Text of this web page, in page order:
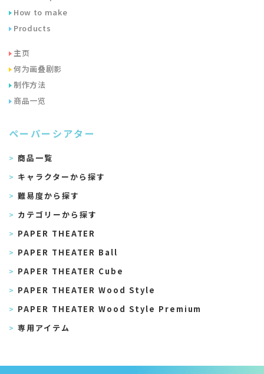
How to make
Products
主页
何为画叠剧影
制作方法
商品一览
ペーパーシアター
商品一覧
キャラクターから探す
難易度から探す
カテゴリーから探す
PAPER THEATER
PAPER THEATER Ball
PAPER THEATER Cube
PAPER THEATER Wood Style
PAPER THEATER Wood Style Premium
専用アイテム